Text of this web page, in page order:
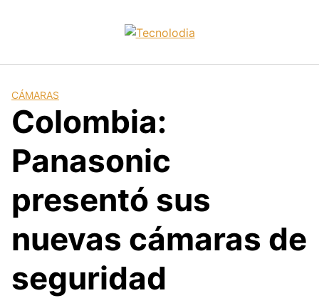
CÁMARAS
Colombia:
Panasonic
presentó sus
nuevas cámaras de
seguridad